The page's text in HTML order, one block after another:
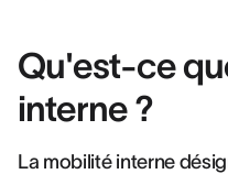
Qu'est-ce
interne ?
La mobilité interne